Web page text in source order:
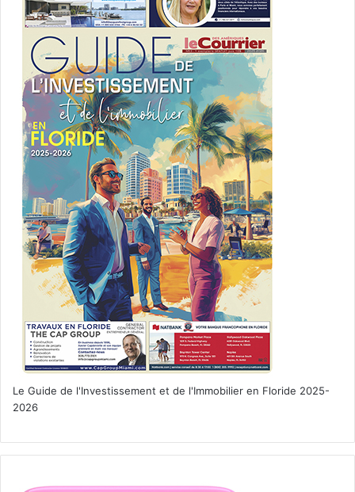
Le Guide de l'Investissement et de l'Immobilier en Floride 2025-
2026